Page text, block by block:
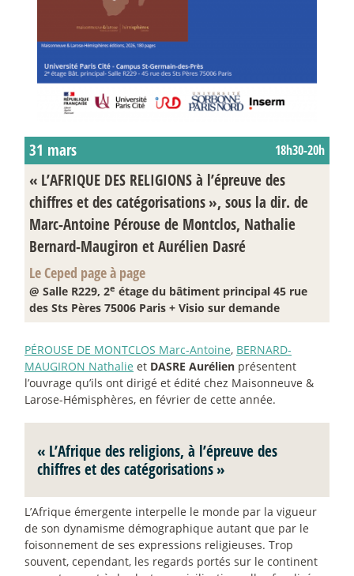
31 mars 18h30-20h
« L’AFRIQUE DES RELIGIONS à l’épreuve des
chiffres et des catégorisations», sous la dir. de
Marc-Antoine Pérouse de Montclos, Nathalie
Bernard-Maugiron et Aurélien Dasré
Le Ceped page à page
@ Salle R229, 2e étage du bâtiment principal 45 rue
des Sts Pères 75006 Paris + Visio sur demande
PÉROUSE DE MONTCLOS Marc-Antoine, BERNARD-
MAUGIRON Nathalie et DASRE Aurélien présentent
l’ouvrage qu’ils ont dirigé et édité chez Maisonneuve &
Larose-Hémisphères, en février de cette année.
« L’Afrique des religions, à l’épreuve des
chiffres et des catégorisations»
L’Afrique émergente interpelle le monde par la vigueur
de son dynamisme démographique autant que par le
foisonnement de ses expressions religieuses. Trop
souvent, cependant, les regards portés sur le continent